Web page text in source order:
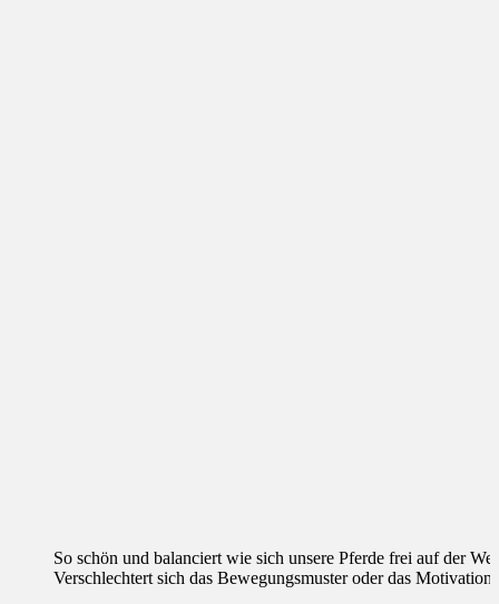
So schön und balanciert wie sich unsere Pferde frei auf der
Verschlechtert sich das Bewegungsmuster oder das